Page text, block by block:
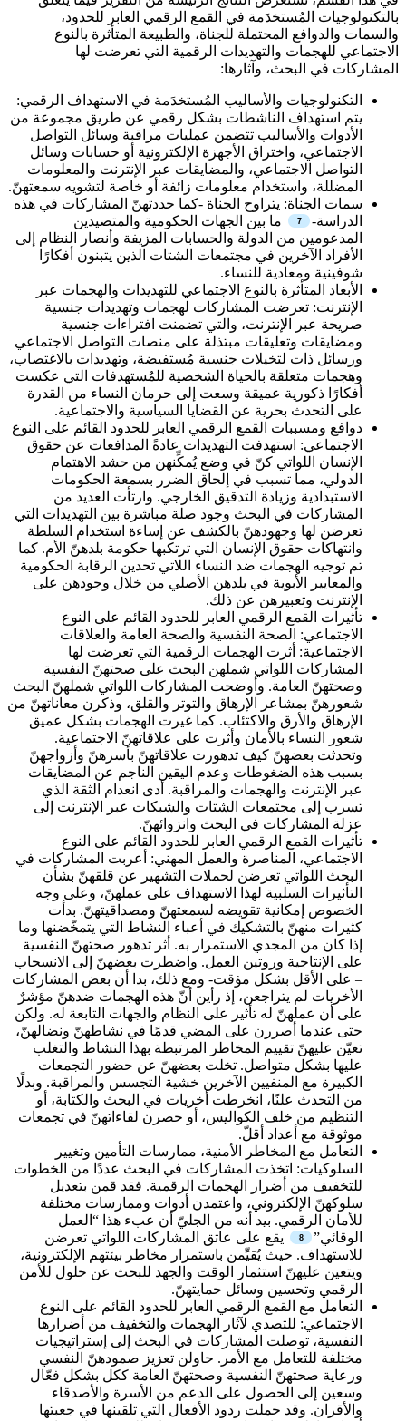
بالتكنولوجيات المُستخدَمة في القمع الرقمي العابر للحدود،
والسمات والدوافع المحتملة للجناة، والطبيعة المتأثرة بالنوع
الاجتماعي للهجمات والتهديدات الرقمية التي تعرضت لها
المشاركات في البحث، وآثارها:
التكنولوجيات والأساليب المُستخدَمة في الاستهداف الرقمي:
يتم استهداف الناشطات بشكل رقمي عن طريق مجموعة من
الأدوات والأساليب تتضمن عمليات مراقبة وسائل التواصل
الاجتماعي، واختراق الأجهزة الإلكترونية أو حسابات وسائل
التواصل الاجتماعي، والمضايقات عبر الإنترنت والمعلومات
المضللة، واستخدام معلومات زائفة أو خاصة لتشويه سمعتهنّ.
سمات الجناة: يتراوح الجناة -كما حددتهنّ المشاركات في هذه
الدراسة-
ما بين الجهات الحكومية والمتصيدين
المدعومين من الدولة والحسابات المزيفة وأنصار النظام إلى
الأفراد الآخرين في مجتمعات الشتات الذين يتبنون أفكارًا
شوفينية ومعادية للنساء.
الأبعاد المتأثرة بالنوع الاجتماعي للتهديدات والهجمات عبر
الإنترنت: تعرضت المشاركات لهجمات وتهديدات جنسية
صريحة عبر الإنترنت، والتي تضمنت افتراءات جنسية
ومضايقات وتعليقات مبتذلة على منصات التواصل الاجتماعي
ورسائل ذات لتخيلات جنسية مُستفيضة، وتهديدات بالاغتصاب،
وهجمات متعلقة بالحياة الشخصية للمُستهدفات التي عكست
أفكارًا ذكورية عميقة وسعت إلى حرمان النساء من القدرة
على التحدث بحرية عن القضايا السياسية والاجتماعية.
دوافع ومسببات القمع الرقمي العابر للحدود القائم على النوع
الاجتماعي: استهدفت التهديدات عادةً المدافعات عن حقوق
الإنسان اللواتي كنّ في وضع يُمكِّنهن من حشد الاهتمام
الدولي، مما تسبب في إلحاق الضرر بسمعة الحكومات
الاستبدادية وزيادة التدقيق الخارجي. وارتأت العديد من
المشاركات في البحث وجود صلة مباشرة بين التهديدات التي
تعرضن لها وجهودهنّ بالكشف عن إساءة استخدام السلطة
وانتهاكات حقوق الإنسان التي ترتكبها حكومة بلدهنّ الأم. كما
تم توجيه الهجمات ضد النساء اللاتي تحدين الرقابة الحكومية
والمعايير الأبوية في بلدهن الأصلي من خلال وجودهن على
الإنترنت وتعبيرهن عن ذلك.
تأثيرات القمع الرقمي العابر للحدود القائم على النوع
الاجتماعي: الصحة النفسية والصحة العامة والعلاقات
الاجتماعية: أثرت الهجمات الرقمية التي تعرضت لها
المشاركات اللواتي شملهن البحث على صحتهنّ النفسية
وصحتهنّ العامة. وأوضحت المشاركات اللواتي شملهنّ البحث
شعورهنّ بمشاعر الإرهاق والتوتر والقلق، وذكرن معاناتهنّ من
الإرهاق والأرق والاكتئاب. كما غيرت الهجمات بشكل عميق
شعور النساء بالأمان وأثرت على علاقاتهنّ الاجتماعية.
وتحدثت بعضهنّ كيف تدهورت علاقاتهنّ بأسرهنّ وأزواجهنّ
بسبب هذه الضغوطات وعدم اليقين الناجم عن المضايقات
عبر الإنترنت والهجمات والمراقبة. أدى انعدام الثقة الذي
تسرب إلى مجتمعات الشتات والشبكات عبر الإنترنت إلى
عزلة المشاركات في البحث وانزوائهنّ.
تأثيرات القمع الرقمي العابر للحدود القائم على النوع
الاجتماعي، المناصرة والعمل المهني:
أعربت المشاركات في
البحث اللواتي تعرضن لحملات التشهير عن قلقهنّ بشأن
التأثيرات السلبية لهذا الاستهداف على عملهنّ، وعلى وجه
الخصوص إمكانية تقويضه لسمعتهنّ ومصداقيتهنّ. بدأت
كثيرات منهنّ بالتشكيك في أعباء النشاط التي يتمخّضنها وما
إذا كان من المجدي الاستمرار به. أثر تدهور صحتهنّ النفسية
على الإنتاجية وروتين العمل. واضطرت بعضهنّ إلى الانسحاب
– على الأقل بشكل مؤقت- ومع ذلك، بدا أن بعض المشاركات
الأخريات لم يتراجعن، إذ رأين أنّ هذه الهجمات ضدهنّ مؤشرٌ
على أن عملهنّ له تأثير على النظام والجهات التابعة له. ولكن
حتى عندما أصررن على المضي قدمًا في نشاطهنّ ونضالهنّ،
تعيّن عليهنّ تقييم المخاطر المرتبطة بهذا النشاط والتغلب
عليها بشكل متواصل. تخلت بعضهنّ عن حضور التجمعات
الكبيرة مع المنفيين الآخرين خشية التجسس والمراقبة. وبدلًا
من التحدث علنًا، انخرطت أخريات في البحث والكتابة، أو
التنظيم من خلف الكواليس، أو حصرن لقاءاتهنّ في تجمعات
موثوقة مع أعداد أقلّ.
التعامل مع المخاطر الأمنية، ممارسات التأمين وتغيير
السلوكيات: اتخذت المشاركات في البحث عددًا من الخطوات
للتخفيف من أضرار الهجمات الرقمية. فقد قمن بتعديل
سلوكهنّ الإلكتروني، واعتمدن أدوات وممارسات مختلفة
للأمان الرقمي. بيد أنه من الجليّ أن عبء هذا “العمل
الوقائي”
يقع على عاتق المشاركات اللواتي تعرضن
للاستهداف. حيث يُقيِّمن باستمرار مخاطر بيئتهم الإلكترونية،
ويتعين عليهنّ استثمار الوقت والجهد للبحث عن حلول للأمن
الرقمي وتحسين وسائل حمايتهنّ.
التعامل مع القمع الرقمي العابر للحدود القائم على النوع
الاجتماعي: للتصدي لآثار الهجمات والتخفيف من أضرارها
النفسية، توصلت المشاركات في البحث إلى إستراتيجيات
مختلفة للتعامل مع الأمر. حاولن تعزيز صمودهنّ النفسي
ورعاية صحتهنّ النفسية وصحتهنّ العامة ككل بشكل فعّال
وسعين إلى الحصول على الدعم من الأسرة والأصدقاء
والأقران. وقد حملت ردود الأفعال التي تلقينها في جعبتها